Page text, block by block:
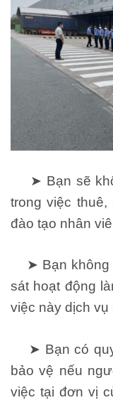
➤ Bạn sẽ
trong việc
đào tạo nhân
➤ Bạn không
sát hoạt động
việc này dịch
➤ Bạn có
bảo vệ nếu
việc tại đơn vị